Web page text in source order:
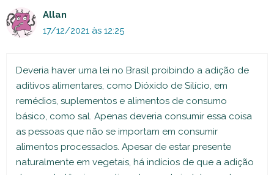
Allan
17/12/2021 às 12:25
Deveria haver uma lei no Brasil proibindo a adição de
aditivos alimentares, como Dióxido de Silício, em
remédios, suplementos e alimentos de consumo
básico, como sal. Apenas deveria consumir essa coisa
as pessoas que não se importam em consumir
alimentos processados. Apesar de estar presente
naturalmente em vegetais, há indícios de que a adição